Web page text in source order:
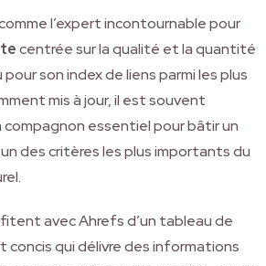
l’expert incontournable pour
centrée sur la qualité et la quantité
son index de liens parmi les plus
mis à jour, il est souvent
compagnon essentiel pour bâtir un
des critères les plus importants du
avec Ahrefs d’un tableau de
concis qui délivre des informations